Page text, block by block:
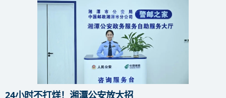
24小时不打烊！湘潭公安放大招